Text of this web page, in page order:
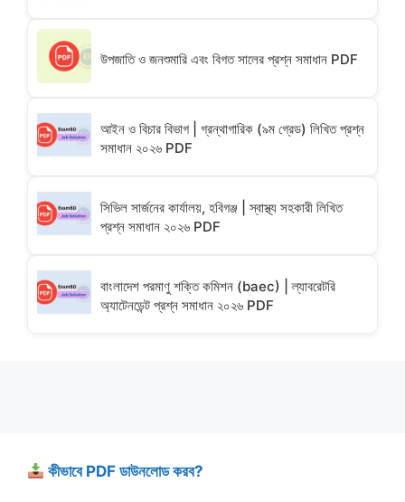
উপজাতি ও জনশুমারি এবং বিগত সালের প্রশ্ন সমাধান PDF
আইন ও বিচার বিভাগ | গ্রন্থাগারিক (৯ম গ্রেড) লিখিত প্রশ্ন
সমাধান ২০২৬ PDF
সিভিল সার্জনের কার্যালয়, হবিগঞ্জ | স্বাস্থ্য সহকারী লিখিত
প্রশ্ন সমাধান ২০২৬ PDF
বাংলাদেশ পরমাণু শক্তি কমিশন (baec) | ল্যাবরেটরি
অ্যাটেনডেন্ট প্রশ্ন সমাধান ২০২৬ PDF
কীভাবে PDF ডাউনলোড করব?